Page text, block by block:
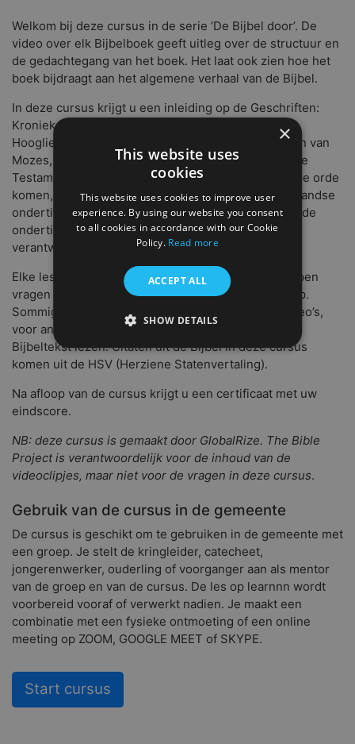
Welkom bij deze cursus in de serie ‘De Bijbel door’. De
video over elk Bijbelboek geeft uitleg over de structuur en
de gedachtegang van het boek. Het laat ook zien hoe het
boek bijdraagt aan het algemene verhaal van de Bijbel.
In deze cursus krijgt u een inleiding op de Geschriften:
Kronieken, Job, Psalmen, Esther, Ruth, Prediker en
Hooglied. Er zijn nog vier andere cursussen: Boeken van
Mozes, Geschiedenis van Israël, Profeten en Nieuwe
Testament. Welke bijbelboeken in elke cursus aan de orde
komen, is afhankelijk van bij welke video’s al Nederlandse
ondertiteling beschikbaar is. Bij sommige video’s is de
ondertiteling van lagere kwaliteit. Daar is Youtube
verantwoordelijk voor.
Elke les bestaat uit 10 meerkeuzevragen en twee open
vragen om te bespreken met uw mentor en/of groep.
Sommige antwoorden zijn terug te vinden in de video’s,
voor andere antwoorden moet u de bijbehorende
Bijbeltekst lezen. Citaten uit de Bijbel in deze cursus
komen uit de HSV (Herziene Statenvertaling).
Na afloop van de cursus krijgt u een certificaat met uw
eindscore.
NB: deze cursus is gemaakt door GlobalRize. The Bible
Project is verantwoordelijk voor de inhoud van de
videoclipjes, maar niet voor de vragen in deze cursus.
Gebruik van de cursus in de gemeente
De cursus is geschikt om te gebruiken in de gemeente met
een groep. Je stelt de kringleider, catecheet,
jongerenwerker, ouderling of voorganger aan als mentor
van de groep en van de cursus. De les op learnnn wordt
voorbereid vooraf of verwerkt nadien. Je maakt een
combinatie met een fysieke ontmoeting of een online
meeting op ZOOM, GOOGLE MEET of SKYPE.
Start cursus
×
This website uses
cookies
This website uses cookies to improve user
experience. By using our website you consent
to all cookies in accordance with our Cookie
Policy. Read more
ACCEPT ALL
SHOW DETAILS